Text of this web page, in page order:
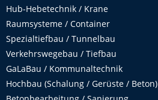
Hub-Hebetechnik / Krane
Raumsysteme / Container
Spezialtiefbau / Tunnelbau
Verkehrswegebau / Tiefbau
GaLaBau / Kommunaltechnik
Hochbau (Schalung / Gerüste / Beton)